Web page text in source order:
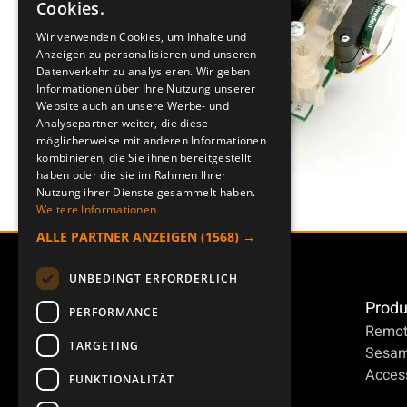
DEUTSCH
Cookies.
Wir verwenden Cookies, um Inhalte und
Anzeigen zu personalisieren und unseren
Datenverkehr zu analysieren. Wir geben
Informationen über Ihre Nutzung unserer
Website auch an unsere Werbe- und
Analysepartner weiter, die diese
möglicherweise mit anderen Informationen
kombinieren, die Sie ihnen bereitgestellt
haben oder die sie im Rahmen Ihrer
Nutzung ihrer Dienste gesammelt haben.
Weitere Informationen
ALLE PARTNER ANZEIGEN (1568) →
UNBEDINGT ERFORDERLICH
PERFORMANCE
TARGETING
FUNKTIONALITÄT